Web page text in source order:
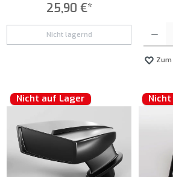
25,90 €*
Nicht lagernd
Nicht auf Lager